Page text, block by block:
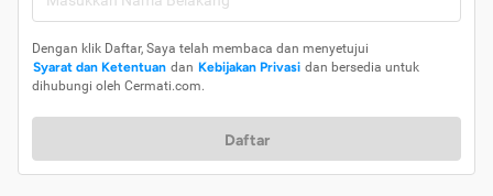
Dengan klik Daftar, Saya telah membaca dan menyetujui
Syarat dan Ketentuan dan Kebijakan Privasi dan bersedia untuk
dihubungi oleh Cermati.com.
Daftar